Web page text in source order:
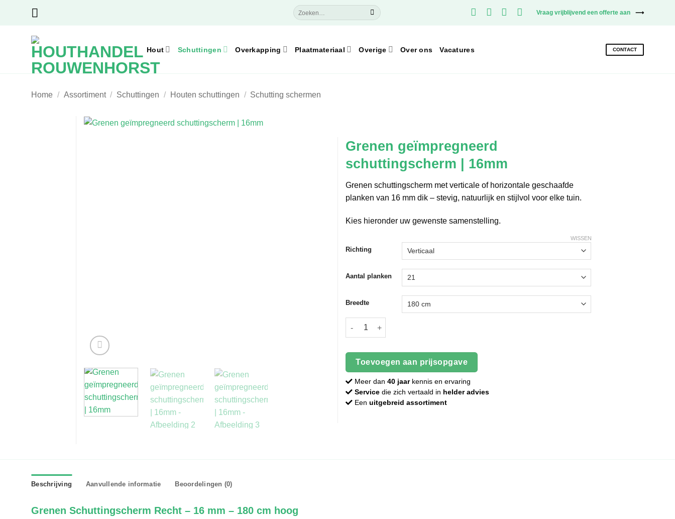
Zoeken
naar:
Vraag vrijblijvend een offerte aan
Hout Schuttingen Overkapping Plaatmateriaal Overige Over ons Vacatures CONTACT
Home / Assortiment / Schuttingen / Houten schuttingen / Schutting schermen
Grenen geïmpregneerd
schuttingscherm | 16mm
Grenen schuttingscherm met verticale of horizontale geschaafde
planken van 16 mm dik – stevig, natuurlijk en stijlvol voor elke tuin.
Kies hieronder uw gewenste samenstelling.
Richting
Aantal planken
Breedte
WISSEN
Grenen geïmpregneerd schuttingscherm | 16mm aantal
Toevoegen aan prijsopgave
Meer dan 40 jaarkennis en ervaring
Service die zich vertaald in helder advies
Een uitgebreid assortiment
Beschrijving Aanvullende informatie Beoordelingen (0)
Grenen Schuttingscherm Recht – 16 mm – 180 cm hoog